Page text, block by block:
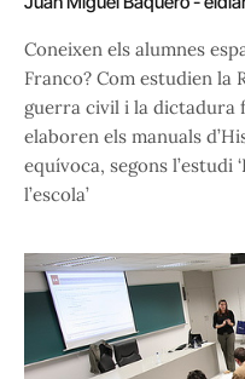
Coneixen els alumnes
Franco? Com estudien la
guerra civil i la dictadura
elaboren els manuals
equívoca, segons l’estudi
l’escola’